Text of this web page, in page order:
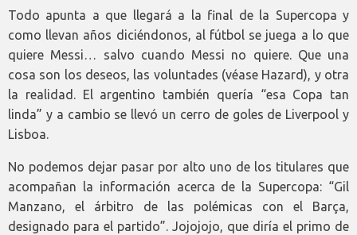
Todo apunta a que llegará a la final de la Supercopa y
como llevan años diciéndonos, al fútbol se juega a lo que
quiere Messi… salvo cuando Messi no quiere. Que una
cosa son los deseos, las voluntades (véase Hazard), y otra
la realidad. El argentino también quería “esa Copa tan
linda” y a cambio se llevó un cerro de goles de Liverpool y
Lisboa.
No podemos dejar pasar por alto uno de los titulares que
acompañan la información acerca de la Supercopa: “Gil
Manzano, el árbitro de las polémicas con el Barça,
designado para el partido”. Jojojojo, que diría el primo de